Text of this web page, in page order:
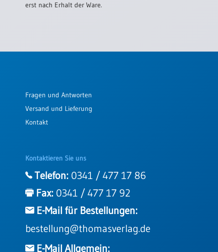
erst nach Erhalt der Ware.
Fragen und Antworten
Versand und Lieferung
Kontakt
Kontaktieren Sie uns
Telefon: 0341 / 477 17 86
Fax: 0341 / 477 17 92
E-Mail für Bestellungen:
bestellung@thomasverlag.de
E-Mail Allgemein: